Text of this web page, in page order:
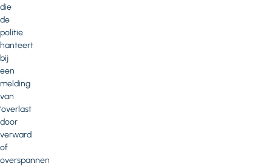
die
de
politie
hanteert
bij
een
melding
van
‘overlast
door
verward
of
overspannen